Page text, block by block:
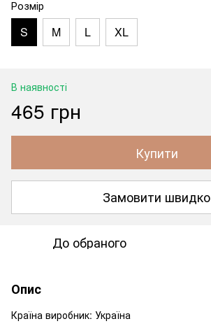
Розмір
S M L XL
В наявності
465 грн
Купити
Замовити швидко
До обраного
Опис
Країна виробник: Україна